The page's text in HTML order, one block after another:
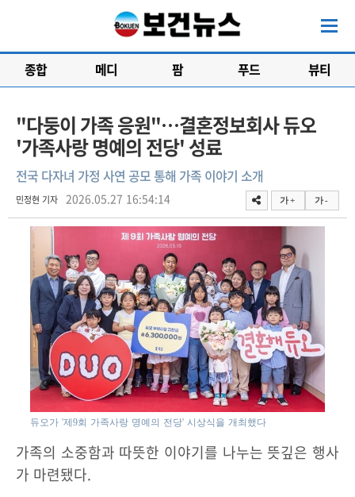
종합 메디 팜 푸드 뷰티
"다둥이 가족 응원"…결혼정보회사 듀오
'가족사랑 명예의 전당' 성료
전국 다자녀 가정 사연 공모 통해 가족 이야기 소개
민정현 기자 2026.05.27 16:54:14 가 + 가 -
듀오가 '제9회 가족사랑 명예의 전당' 시상식을 개최했다
가족의 소중함과 따뜻한 이야기를 나누는 뜻깊은 행사
가 마련됐다.